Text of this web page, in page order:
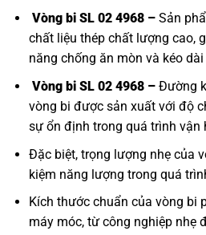
Vòng bi SL 02 4968 –Sản
chất liệu thép chất lượng cao,
năng chống ăn mòn và kéo
Vòng bi SL 02 4968 –Đường
vòng bi được sản xuất với độ
sự ổn định trong quá trình vận
Đặc biệt, trọng lượng nhẹ của
kiệm năng lượng trong quá
Kích thước chuẩn của vòng bi
máy móc, từ công nghiệp nhẹ